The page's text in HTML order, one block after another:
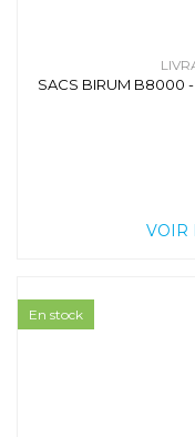
SACS BIRUM B8000 -
VOIR
En stock